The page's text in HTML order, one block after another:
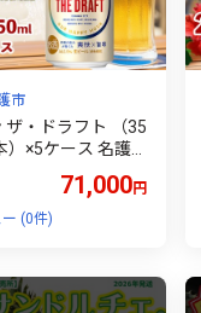
市
ザ・ドラフト （35
）×5ケース 名護
オンビール クラフ
土産 おみやげ
おきなわ BEER be
71,000円
ー (0件)